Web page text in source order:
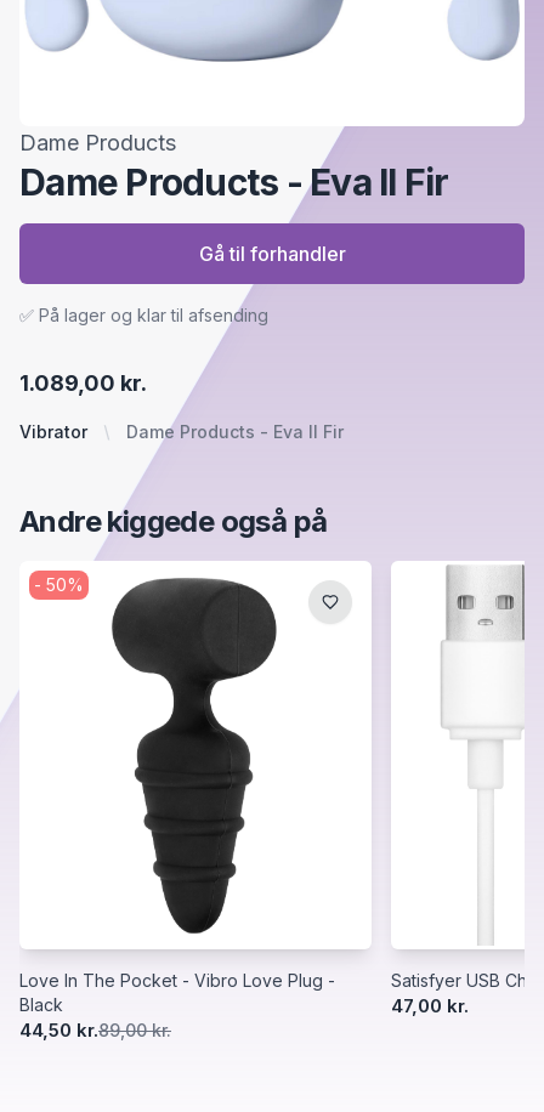
Dame Products
Dame Products - Eva II Fir
Vibrator Dame Products - Eva II Fir
1.089,00 kr.
✅ På lager og klar til afsending
Gå til forhandler
Andre kiggede også på
- 50%
Love In The Pocket - Vibro Love Plug -
Black
44,50 kr.89,00 kr.
Satisfyer USB
47,00 kr.